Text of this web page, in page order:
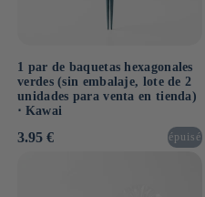
1 par de baquetas hexagonales
verdes (sin embalaje, lote de 2
unidades para venta en tienda)
⋅ Kawai
Precio
3.95 € épuisé